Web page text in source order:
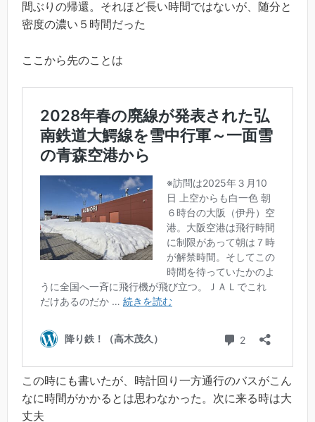
間ぶりの帰還。それほど長い時間ではないが、随分と
密度の濃い５時間だった
ここから先のことは
この時にも書いたが、時計回り一方通行のバスがこん
なに時間がかかるとは思わなかった。次に来る時は大
丈夫